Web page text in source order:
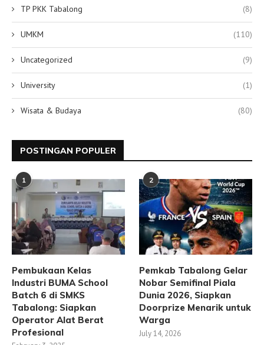
TP PKK Tabalong (8)
UMKM (110)
Uncategorized (9)
University (1)
Wisata & Budaya (80)
POSTINGAN POPULER
1
Pembukaan Kelas
Industri BUMA School
Batch 6 di SMKS
Tabalong: Siapkan
Operator Alat Berat
Profesional
2
Pemkab Tabalong Gelar
Nobar Semifinal Piala
Dunia 2026, Siapkan
Doorprize Menarik untuk
Warga
July 14, 2026